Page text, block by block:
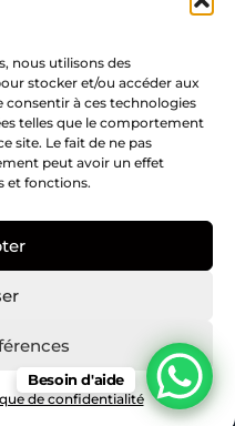
nous utilisons des
stocker et/ou accéder aux
consentir à ces technologies
telles que le comportement
site. Le fait de ne pas
peut avoir un effet
et fonctions.
de confidentialité
n
t
e
– 2021
Besoin d'aide